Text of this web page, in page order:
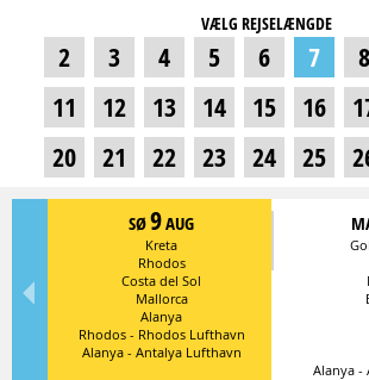
VÆLG REJSELÆNGDE
2 3 4 5 6 7 8
11
12 13 14 15 16
20
21 22 23 24 25
SØ9AUG
Kreta
Rhodos
Costa del Sol
Mallorca
Alanya
Rhodos - Rhodos Lufthavn
Alanya - Antalya Lufthavn
Alanya -